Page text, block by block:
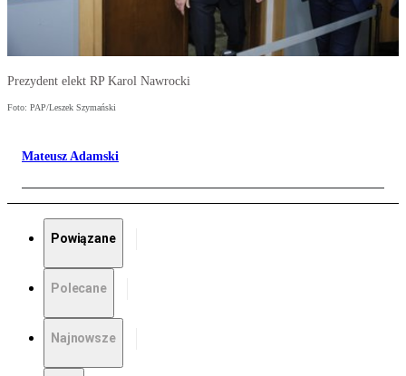
Prezydent elekt RP Karol Nawrocki
Foto: PAP/Leszek Szymański
Mateusz Adamski
Powiązane
Polecane
Najnowsze